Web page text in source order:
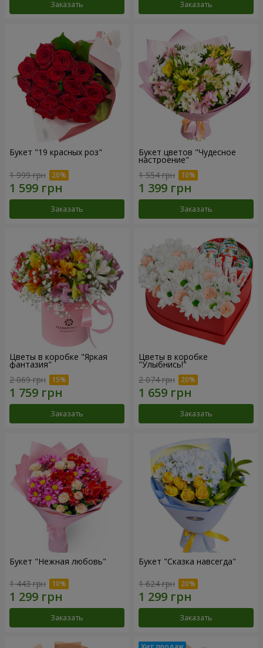
Заказать Заказать
Букет "19 красных роз"
1 999 грн
Заказать
Букет цветов "Чудесное
настроение"
1 554 грн
Заказать
Цветы в коробке "Яркая
фантазия"
2 069 грн
Заказать
Цветы в коробке
"Улыбнись!"
2 074 грн
Заказать
Букет "Нежная любовь"
1 443 грн
Заказать
Букет "Сказка навсегда"
1 624 грн
Заказать